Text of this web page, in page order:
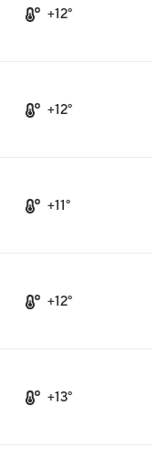
+12°
+12°
+11°
+12°
+13°